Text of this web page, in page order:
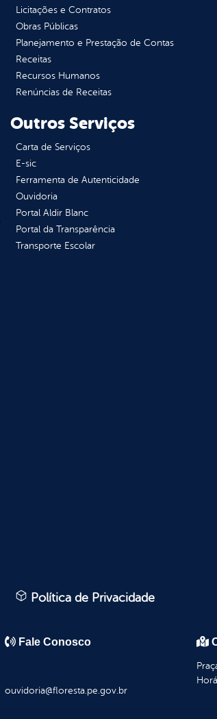
Licitações e Contratos
Obras Públicas
Planejamento e Prestação de Contas
Receitas
Recursos Humanos
Renúncias de Receitas
Outros Serviços
Carta de Serviços
E-sic
Ferramenta de Autenticidade
Ouvidoria
Portal Aldir Blanc
Portal da Transparência
Transporte Escolar
Política de Privacidade
Fale Conosco
ouvidoria@floresta.pe.gov.br